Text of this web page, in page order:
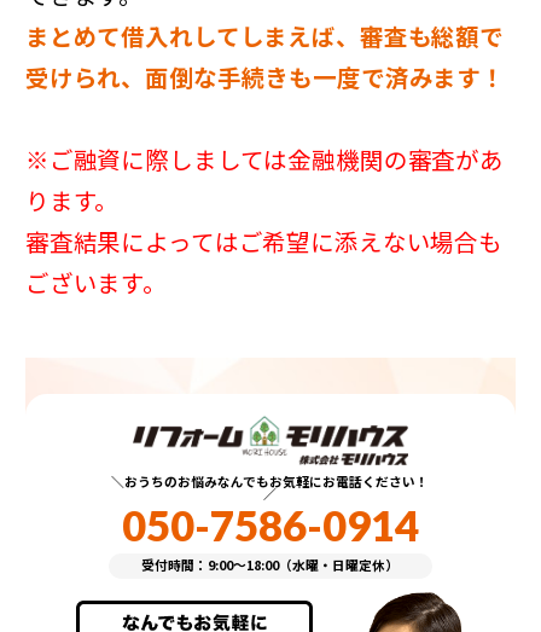
まとめて借入れしてしまえば、審査も総額で
受けられ、面倒な手続きも一度で済みます！
※ご融資に際しましては金融機関の審査があ
ります。
審査結果によってはご希望に添えない場合も
ございます。
おうちのお悩みなんでもお気軽にお電話ください！
050-7586-0914
受付時間：9:00～18:00（水曜・日曜定休）